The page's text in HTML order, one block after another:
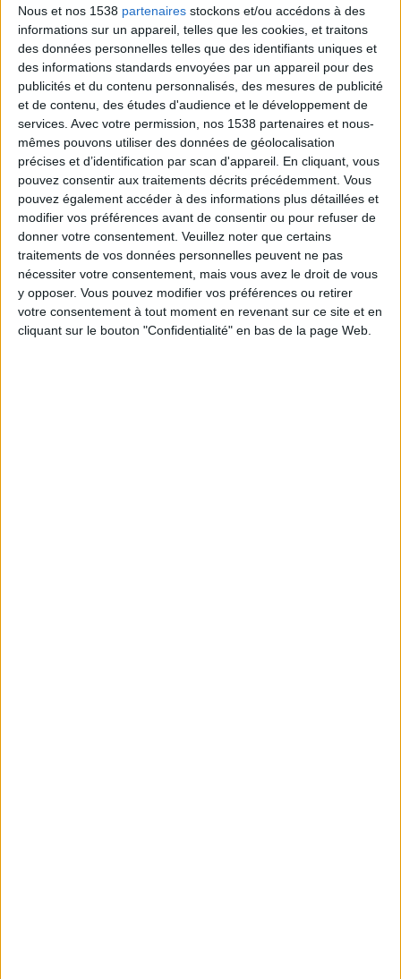
Nous et nos 1538 partenaires stockons et/ou accédons à des
informations sur un appareil, telles que les cookies, et traitons
des données personnelles telles que des identifiants uniques et
des informations standards envoyées par un appareil pour des
publicités et du contenu personnalisés, des mesures de publicité
et de contenu, des études d'audience et le développement de
services. Avec votre permission, nos 1538 partenaires et nous-
mêmes pouvons utiliser des données de géolocalisation
précises et d’identification par scan d'appareil. En cliquant, vous
pouvez consentir aux traitements décrits précédemment. Vous
pouvez également accéder à des informations plus détaillées et
modifier vos préférences avant de consentir ou pour refuser de
donner votre consentement. Veuillez noter que certains
traitements de vos données personnelles peuvent ne pas
nécessiter votre consentement, mais vous avez le droit de vous
y opposer. Vous pouvez modifier vos préférences ou retirer
votre consentement à tout moment en revenant sur ce site et en
cliquant sur le bouton "Confidentialité" en bas de la page Web.
Combien de kilos souhaitez-vous perdre ?
Moins de
5 kilos
De 5 à 10
kilos
Plus de
10 kilos
Service-client & Motivation Voir tout
Les équipes du Service-client et de la
Communauté Savoir Maigrir vous aident
chaque semaine à vous rapprocher
sereinement de votre objectif minceur.
Votre bilan minceur(env. 2